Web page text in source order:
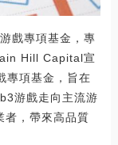
戲專項基金，專
Hill Capital宣
專項基金，旨在
游戲走向主流游
者，帶來高品質